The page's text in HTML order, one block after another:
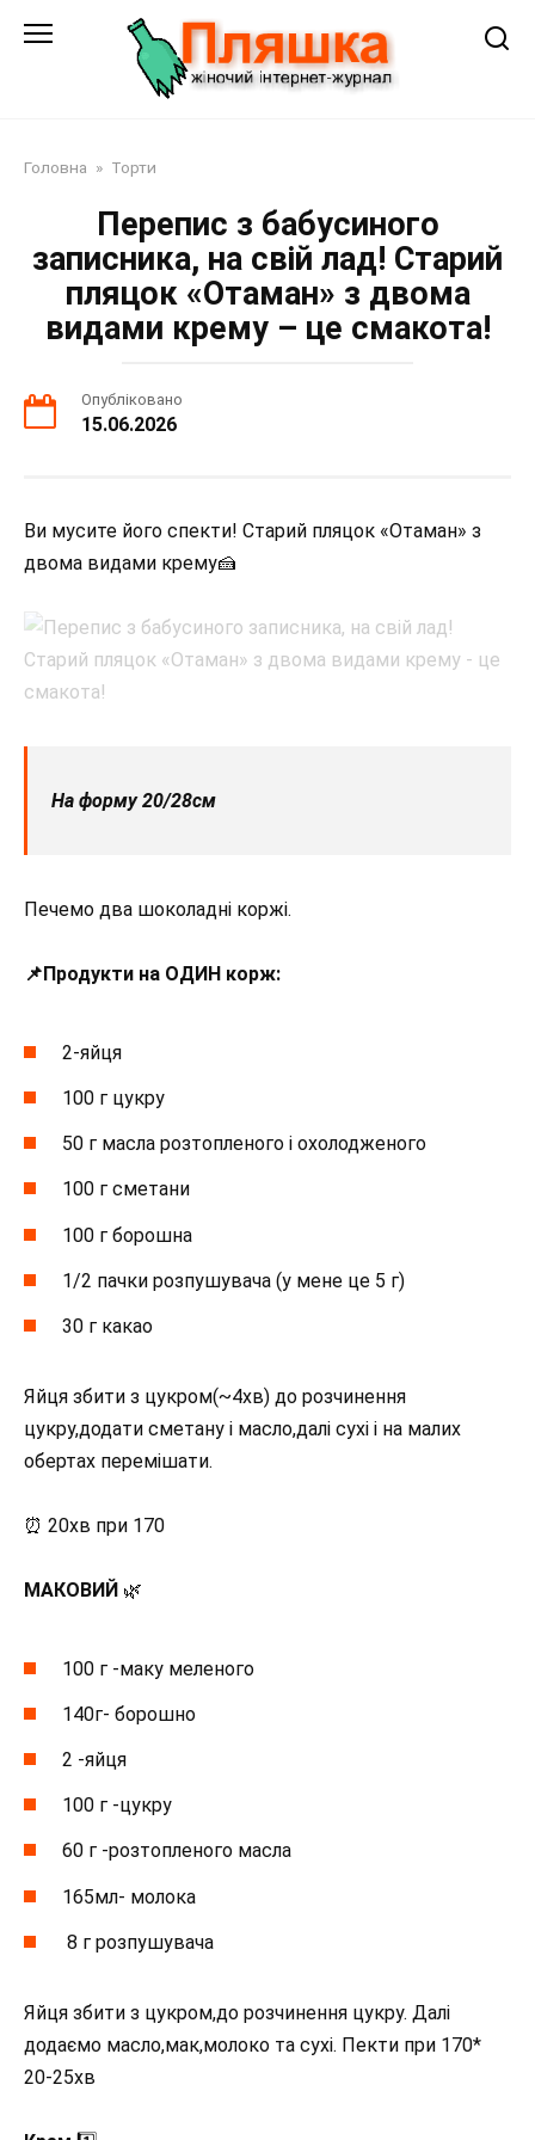
Головна » Торти
Перепис з бабусиного
записника, на свій лад! Старий
пляцок «Отаман» з двома
видами крему – це смакота!
Опубліковано
15.06.2026
Ви мусите його спекти! Старий пляцок «Отаман» з
двома видами крему🍰
На форму 20/28см
Печемо два шоколадні коржі.
📌Продукти на ОДИН корж:
2-яйця
100 г цукру
50 г масла розтопленого і охолодженого
100 г сметани
100 г борошна
1/2 пачки розпушувача (у мене це 5 г)
30 г какао
Яйця збити з цукром(~4хв) до розчинення
цукру,додати сметану і масло,далі сухі і на малих
обертах перемішати.
⏰ 20хв при 170
МАКОВИЙ 🌿
100 г -маку меленого
140г- борошно
2 -яйця
100 г -цукру
60 г -розтопленого масла
165мл- молока
8 г розпушувача
Яйця збити з цукром,до розчинення цукру. Далі
додаємо масло,мак,молоко та сухі. Пекти при 170*
20-25хв